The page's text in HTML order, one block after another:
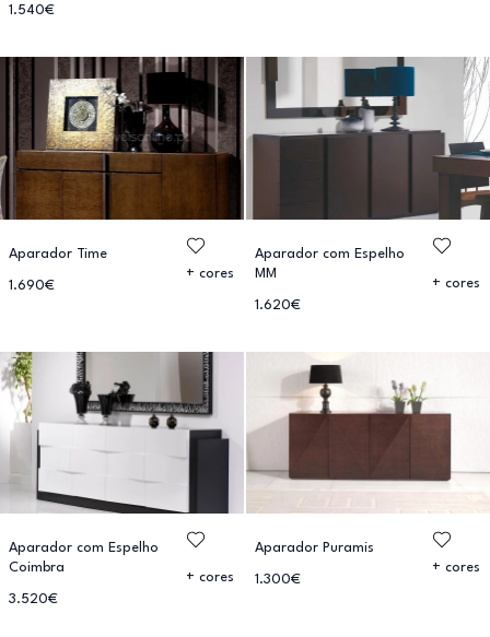
1.540€
Aparador Time
1.690€
+ cores
Aparador com Espelho
MM
1.620€
+ cores
Aparador com Espelho
Coimbra
3.520€
+ cores
Aparador Puramis
1.300€
+ cores